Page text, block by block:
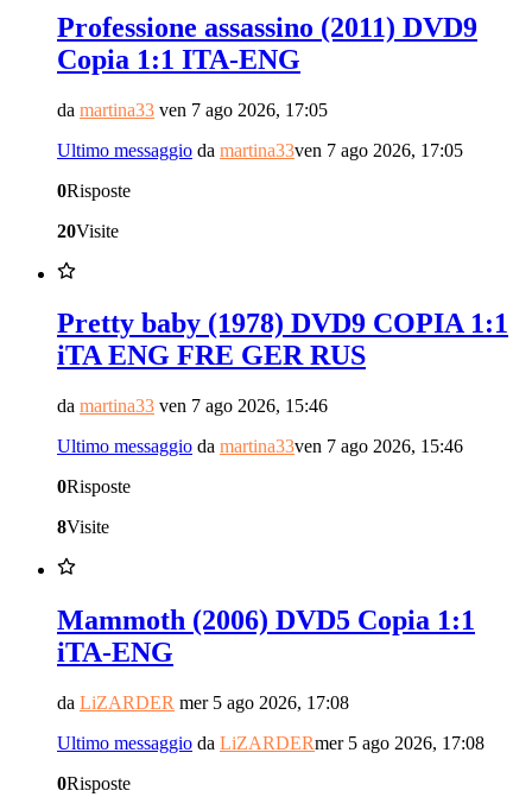
Professione assassino (2011) DVD9
Copia 1:1 ITA-ENG
da martina33 ven 7 ago 2026, 17:05
Ultimo messaggio da martina33ven 7 ago 2026, 17:05
0Risposte
20Visite
Pretty baby (1978) DVD9 COPIA 1:1
iTA ENG FRE GER RUS
da martina33 ven 7 ago 2026, 15:46
Ultimo messaggio da martina33ven 7 ago 2026, 15:46
0Risposte
8Visite
Mammoth (2006) DVD5 Copia 1:1
iTA-ENG
da LiZARDER mer 5 ago 2026, 17:08
Ultimo messaggio da LiZARDERmer 5 ago 2026, 17:08
0Risposte